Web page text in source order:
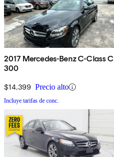
2017 Mercedes-Benz C-Class C
300
$14,399 Precio alto
Incluye tarifas de conc.